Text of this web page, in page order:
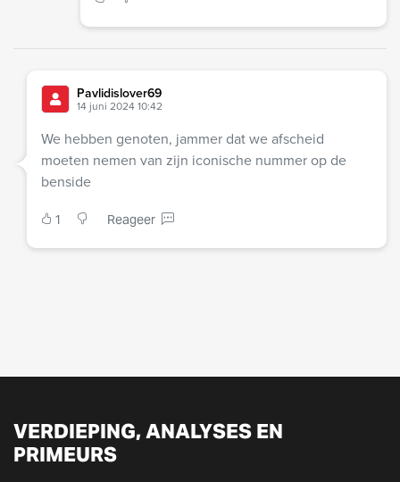
Pavlidislover69
14 juni 2024 10:42
We hebben genoten, jammer dat we afscheid
moeten nemen van zijn iconische nummer op de
benside
1 Reageer
VERDIEPING, ANALYSES EN
PRIMEURS